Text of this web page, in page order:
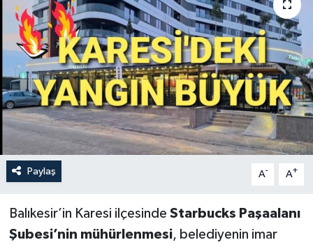
Paylaş A- A+
Balıkesir’in Karesi ilçesinde Starbucks Paşaalanı
Şubesi’nin mühürlenmesi, belediyenin imar